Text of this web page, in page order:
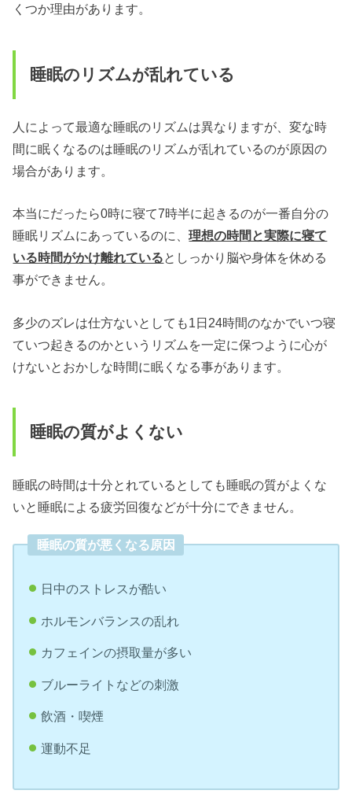
くつか理由があります。
睡眠のリズムが乱れている
人によって最適な睡眠のリズムは異なりますが、変な時
間に眠くなるのは睡眠のリズムが乱れているのが原因の
場合があります。
本当にだったら0時に寝て7時半に起きるのが一番自分の
睡眠リズムにあっているのに、理想の時間と実際に寝て
いる時間がかけ離れているとしっかり脳や身体を休める
事ができません。
多少のズレは仕方ないとしても1日24時間のなかでいつ寝
ていつ起きるのかというリズムを一定に保つように心が
けないとおかしな時間に眠くなる事があります。
睡眠の質がよくない
睡眠の時間は十分とれているとしても睡眠の質がよくな
いと睡眠による疲労回復などが十分にできません。
睡眠の質が悪くなる原因
日中のストレスが酷い
ホルモンバランスの乱れ
カフェインの摂取量が多い
ブルーライトなどの刺激
飲酒・喫煙
運動不足